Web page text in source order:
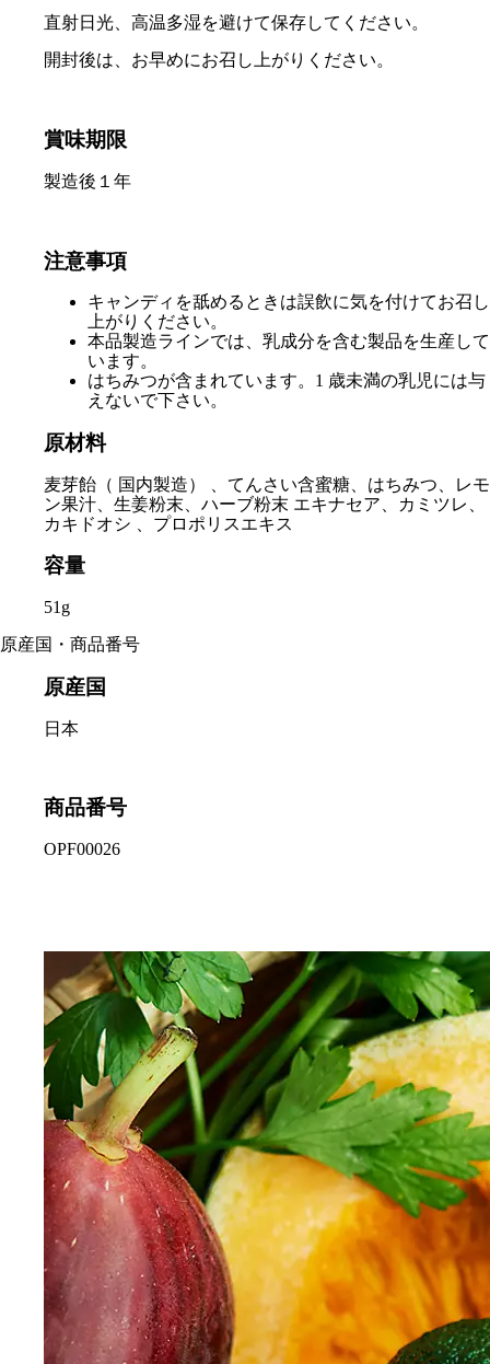
直射日光、高温多湿を避けて保存してください。
開封後は、お早めにお召し上がりください。
賞味期限
製造後１年
注意事項
キャンディを舐めるときは誤飲に気を付けてお召し
上がりください。
本品製造ラインでは、乳成分を含む製品を生産して
います。
はちみつが含まれています。1 歳未満の乳児には与
えないで下さい。
原材料
麦芽飴（ 国内製造） 、てんさい含蜜糖、はちみつ、レモ
ン果汁、生姜粉末、ハーブ粉末 エキナセア、カミツレ、
カキドオシ 、プロポリスエキス
容量
51g
原産国・商品番号
原産国
日本
商品番号
OPF00026